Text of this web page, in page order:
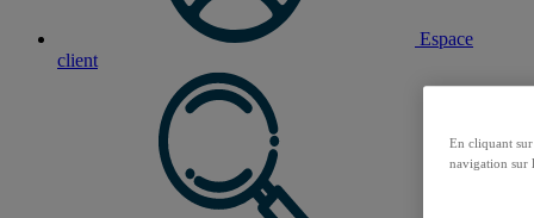
Espace
client
En cliquant
navigation sur